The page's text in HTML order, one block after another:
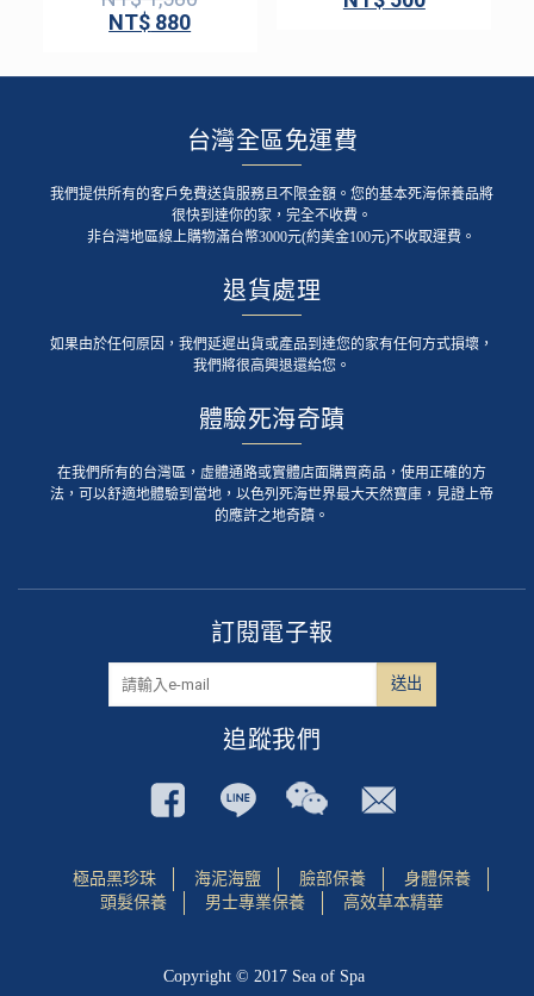
NT$ 880
台灣全區免運費
我們提供所有的客戶免費送貨服務且不限金額。您的基本死海保養品將
很快到達你的家，完全不收費。
非台灣地區線上購物滿台幣3000元(約美金100元)不收取運費。
退貨處理
如果由於任何原因，我們延遲出貨或產品到達您的家有任何方式損壞，
我們將很高興退還給您。
體驗死海奇蹟
在我們所有的台灣區，虛體通路或實體店面購買商品，使用正確的方
法，可以舒適地體驗到當地，以色列死海世界最大天然寶庫，見證上帝
的應許之地奇蹟。
訂閱電子報
追蹤我們
極品黑珍珠 海泥海鹽 臉部保養
身體保養
頭髮保養
男士專業保養 高效草本精華
Copyright © 2017 Sea of Spa